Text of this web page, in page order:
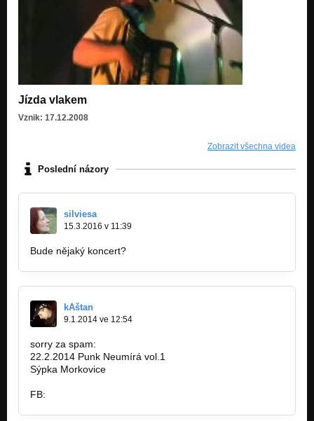
Jízda vlakem
Vznik: 17.12.2008
Zobrazit všechna videa
Poslední názory
silviesa
15.3.2016 v 11:39
Bude nějaký koncert?
kAštan
9.1.2014 ve 12:54
sorry za spam:
22.2.2014 Punk Neumírá vol.1
Sýpka Morkovice
FB: